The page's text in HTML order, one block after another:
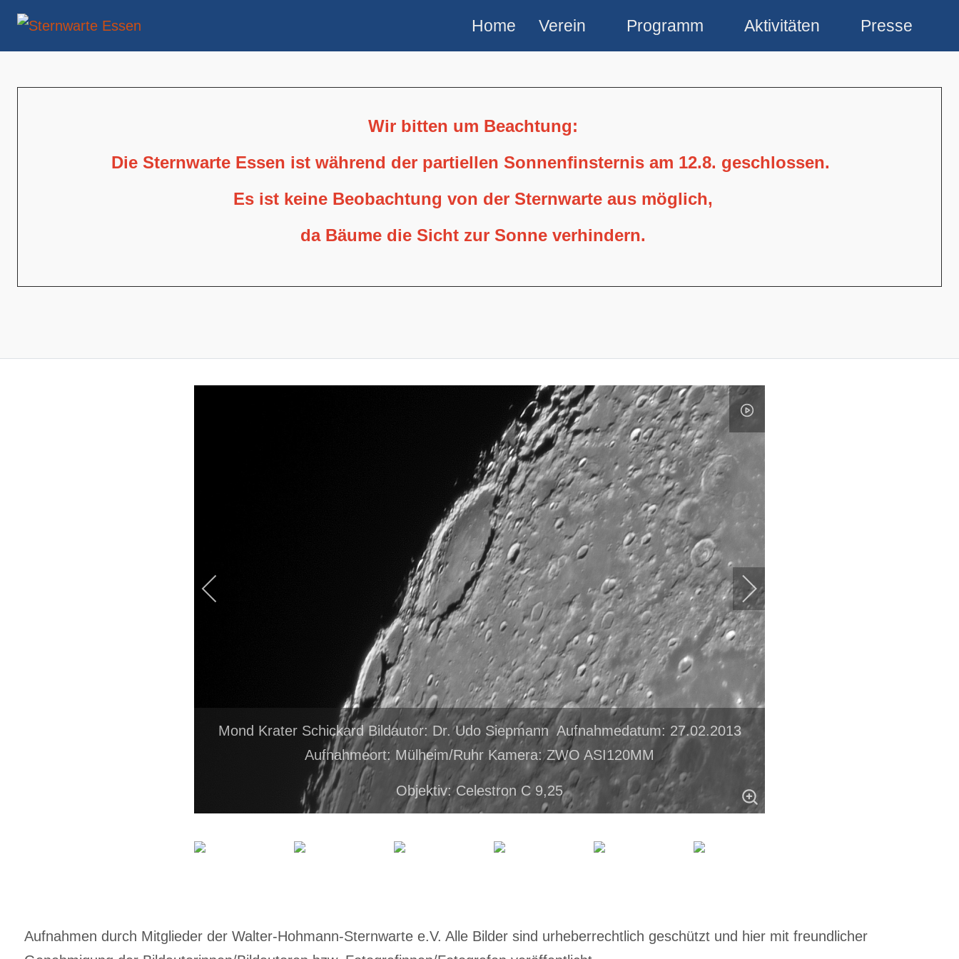
Home Verein Programm Aktivitäten Presse
Wir bitten um Beachtung:
Die Sternwarte Essen ist während der partiellen Sonnenfinsternis am 12.8. geschlossen.
Es ist keine Beobachtung von der Sternwarte aus möglich,
da Bäume die Sicht zur Sonne verhindern.
Mond Krater Schickard Bildautor: Dr. Udo Siepmann Aufnahmedatum: 27.02.2013
Aufnahmeort: Mülheim/Ruhr Kamera: ZWO ASI120MM
Objektiv: Celestron C 9,25
Aufnahmen durch Mitglieder der Walter-Hohmann-Sternwarte e.V. Alle Bilder sind urheberrechtlich geschützt und hier mit freundlicher